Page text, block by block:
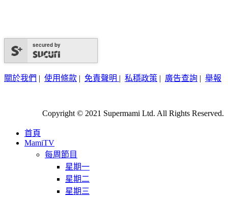
secured by
關於我們 | 使用條款 | 免責聲明 | 私穩政策 | 廣告查詢 | 舉報
Copyright © 2021 Supermami Ltd. All Rights Reserved.
首頁
MamiTV
每周節目
星期一
星期二
星期三